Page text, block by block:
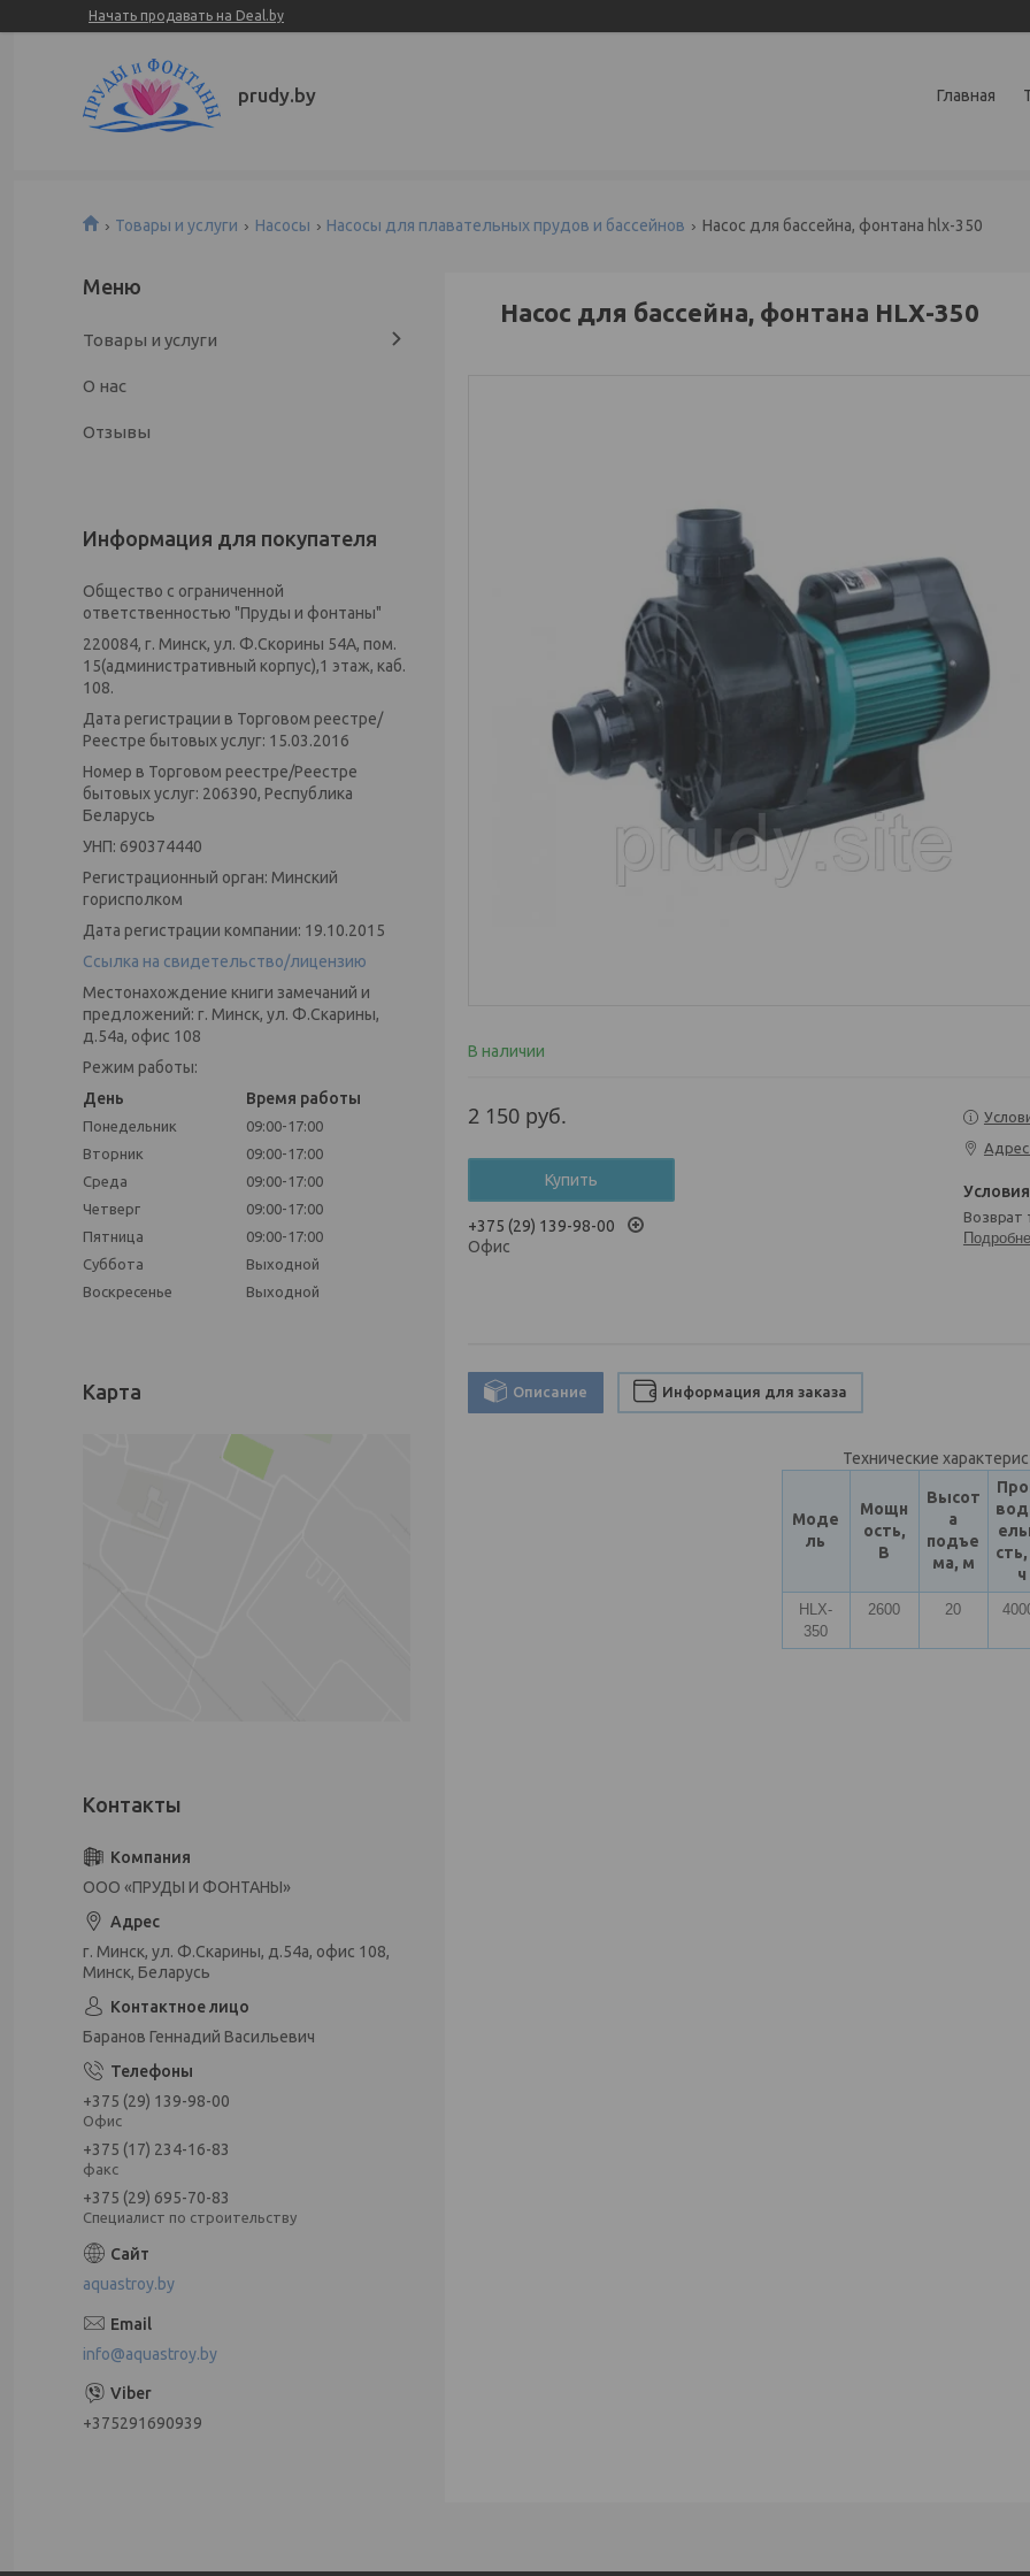
Начать продавать на Deal.by
prudy.by Главная
Товары и услуги Насосы Насосы для плавательных прудов и бассейнов Насос для бассейна, фонтана hlх-350
Насос для бассейна, фонтана HLХ-350
В наличии
2 150 руб.
Купить
+375 (29) 139-98-00
Офис
Описание Информация для заказа
Технические
Моде
ль
Мощн
ость,
В
Высот
а
подъе
ма, м
ч
HLX-
350
2600 20
Товары и услуги
О нас
Отзывы
Информация для покупателя
Общество с ограниченной
ответственностью "Пруды и фонтаны"
220084, г. Минск, ул. Ф.Скорины 54А, пом.
15(административный корпус),1 этаж, каб.
108.
Дата регистрации в Торговом реестре/
Реестре бытовых услуг: 15.03.2016
Номер в Торговом реестре/Реестре
бытовых услуг: 206390, Республика
Беларусь
УНП: 690374440
Регистрационный орган: Минский
горисполком
Дата регистрации компании: 19.10.2015
Ссылка на свидетельство/лицензию
Местонахождение книги замечаний и
предложений: г. Минск, ул. Ф.Скарины,
д.54а, офис 108
Режим работы:
День
Время работы
Понедельник
09:00-17:00
Вторник
09:00-17:00
Среда
09:00-17:00
Четверг
09:00-17:00
Пятница
09:00-17:00
Суббота
Выходной
Воскресенье
Выходной
Карта
ООО «ПРУДЫ И ФОНТАНЫ»
г. Минск, ул. Ф.Скарины, д.54а, офис 108,
Минск, Беларусь
Баранов Геннадий Васильевич
+375 (29) 139-98-00
Офис
+375 (17) 234-16-83
факс
+375 (29) 695-70-83
Специалист по строительству
aquastroy.by
info@aquastroy.by
+375291690939